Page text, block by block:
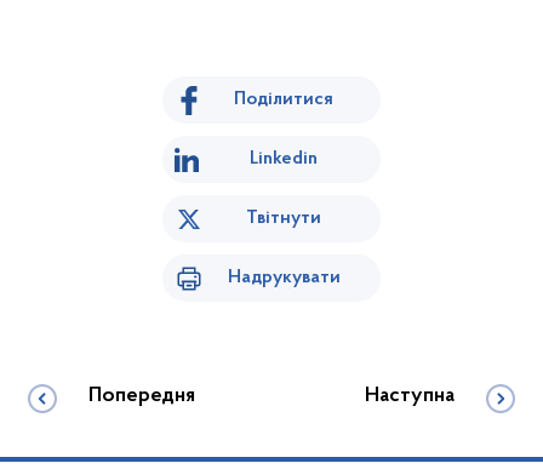
Поділитися
Linkedin
Твітнути
Надрукувати
Попередня Наступна